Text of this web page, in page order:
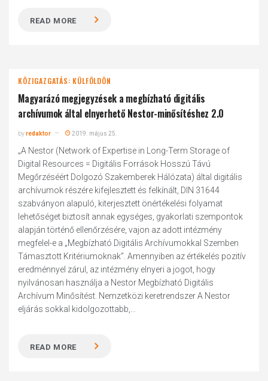
READ MORE
KÖZIGAZGATÁS: KÜLFÖLDÖN
Magyarázó megjegyzések a megbízható digitális
archívumok által elnyerhető Nestor-minősítéshez 2.0
byredaktor 2019. május 25.
„A Nestor (Network of Expertise in Long-Term Storage of
Digital Resources = Digitális Források Hosszú Távú
Megőrzéséért Dolgozó Szakemberek Hálózata) által digitális
archívumok részére kifejlesztett és felkínált, DIN 31644
szabványon alapuló, kiterjesztett önértékelési folyamat
lehetőséget biztosít annak egységes, gyakorlati szempontok
alapján történő ellenőrzésére, vajon az adott intézmény
megfelel-e a „Megbízható Digitális Archívumokkal Szemben
Támasztott Kritériumoknak”. Amennyiben az értékelés pozitív
eredménnyel zárul, az intézmény elnyeri a jogot, hogy
nyilvánosan használja a Nestor Megbízható Digitális
Archívum Minősítést. Nemzetközi keretrendszer A Nestor
eljárás sokkal kidolgozottabb,...
READ MORE